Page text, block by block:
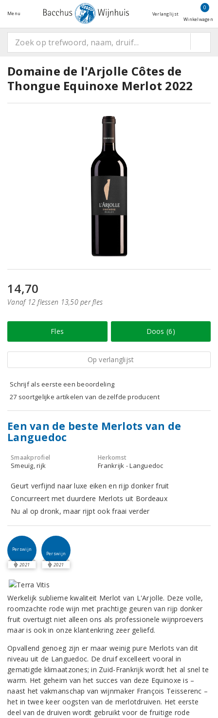
Menu Verlanglijst
0
Winkelwagen
Domaine de l'Arjolle Côtes de
Thongue Equinoxe Merlot 2022
14,70
Vanaf 12 flessen 13,50 per fles
Fles Doos (6)
Op verlanglijst
Schrijf als eerste een beoordeling
27 soortgelijke artikelen van dezelfde producent
Een van de beste Merlots van de
Languedoc
Smaakprofiel
Smeuïg, rijk
Herkomst
Frankrijk - Languedoc
Geurt verfijnd naar luxe eiken en rijp donker fruit
Concurreert met duurdere Merlots uit Bordeaux
Nu al op dronk, maar rijpt ook fraai verder
Perswijn
2021
Perswijn
2021
Werkelijk sublieme kwaliteit Merlot van L'Arjolle. Deze volle,
roomzachte rode wijn met prachtige geuren van rijp donker
fruit overtuigt niet alleen ons als professionele wijnproevers
maar is ook in onze klantenkring zeer geliefd.
Opvallend genoeg zijn er maar weinig pure Merlots van dit
niveau uit de Languedoc. De druif excelleert vooral in
gematigde klimaatzones; in Zuid-Frankrijk wordt het al snel te
warm. Het geheim van het succes van deze Equinoxe is –
naast het vakmanschap van wijnmaker François Teisserenc –
het in twee keer oogsten van de merlotdruiven. Het eerste
deel van de druiven wordt gebruikt voor de fruitige rode